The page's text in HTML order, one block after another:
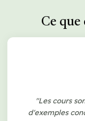
Ce que
"Les cours
d'exemples